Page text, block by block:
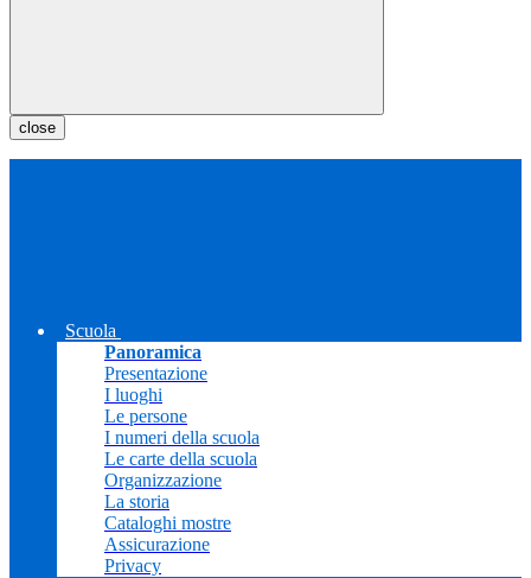
close
Scuola
Panoramica
Presentazione
I luoghi
Le persone
I numeri della scuola
Le carte della scuola
Organizzazione
La storia
Cataloghi mostre
Assicurazione
Privacy